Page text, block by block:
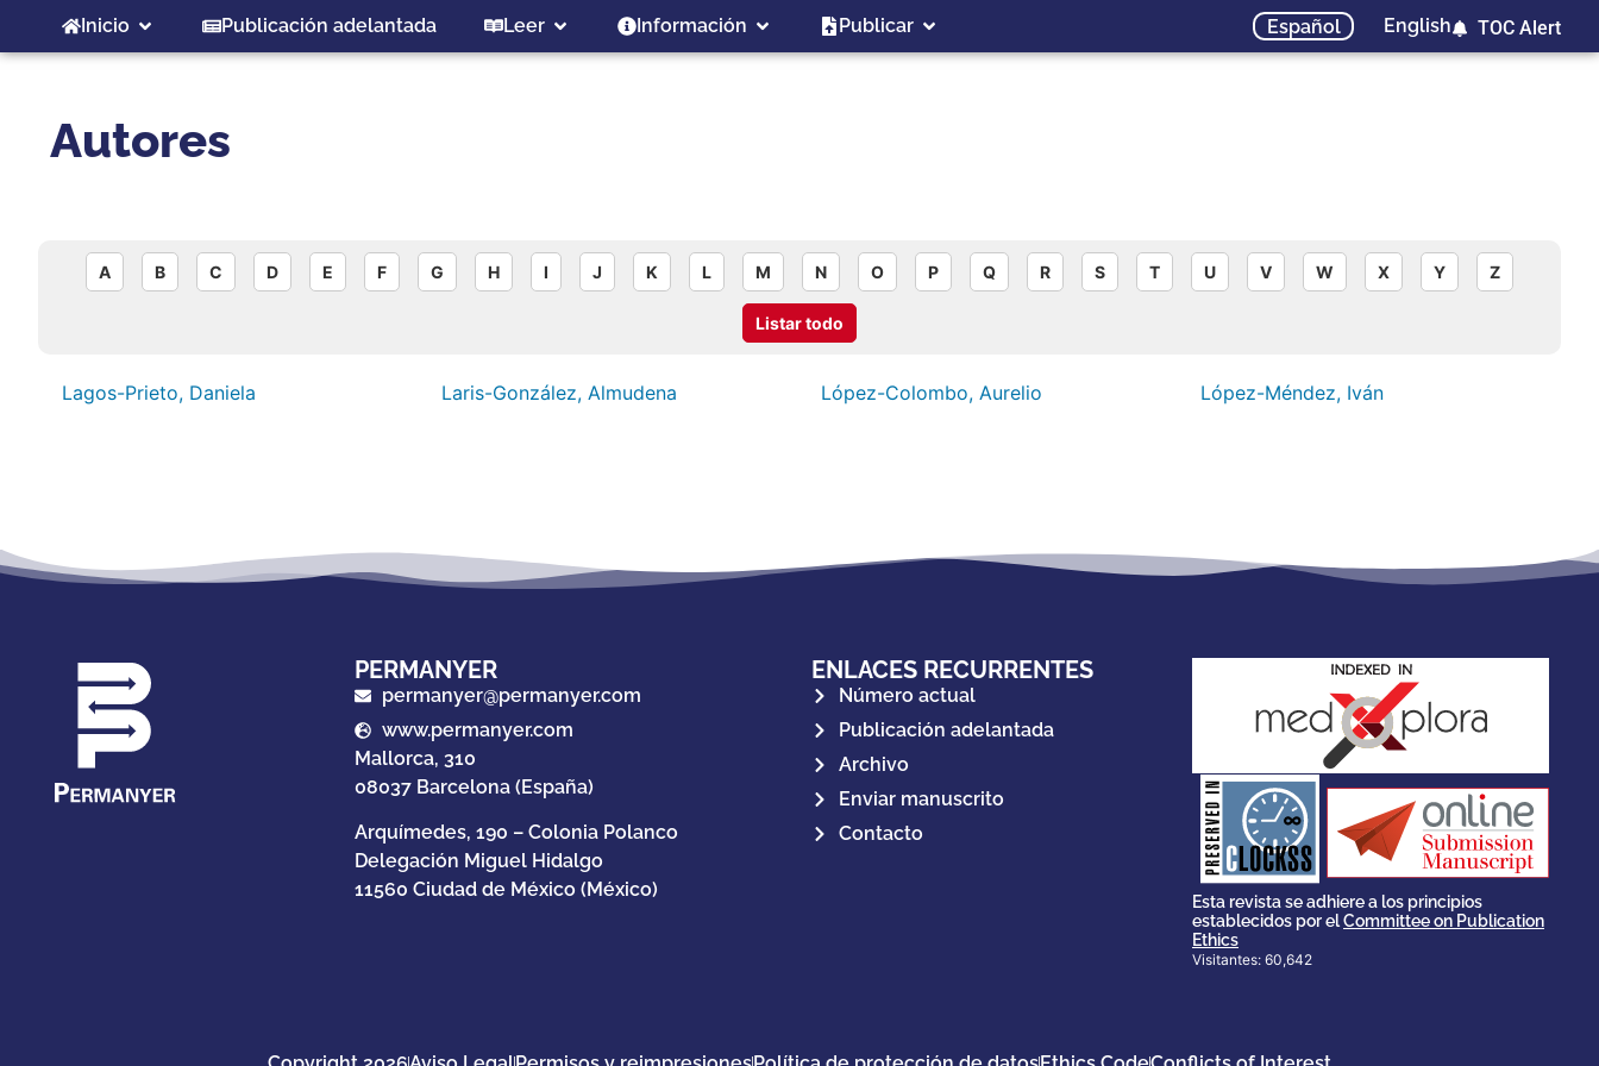
Inicio Publicación adelantada Leer Información Publicar Español English TOC Alert
Autores
A B C D E F G H I J K L M N O P Q R S T U V W X Y Z
Listar todo
Lagos-Prieto, Daniela Laris-González, Almudena López-Colombo, Aurelio López-Méndez, Iván
PERMANYER
permanyer@permanyer.com
www.permanyer.com
Mallorca, 310
08037 Barcelona (España)
Arquímedes, 190 – Colonia Polanco
Delegación Miguel Hidalgo
11560 Ciudad de México (México)
ENLACES RECURRENTES
Número actual
Publicación adelantada
Archivo
Enviar manuscrito
Contacto
CLOCKSS is a dak archive that
ensures the long-term
survival of web-based
scholary publications,
governed by and for its
stakeholders.
Esta revista se adhiere a los principios
establecidos por elCommittee on Publication
Ethics
Visitantes: 60,642